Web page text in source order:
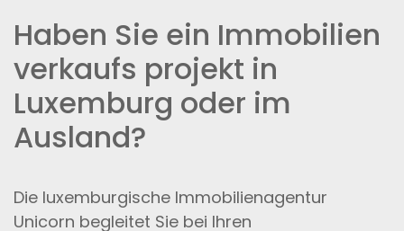
Haben Sie ein Immobilien
verkaufs projekt in
Luxemburg oder im
Ausland?
Die luxemburgische Immobilienagentur
Unicorn begleitet Sie bei Ihren